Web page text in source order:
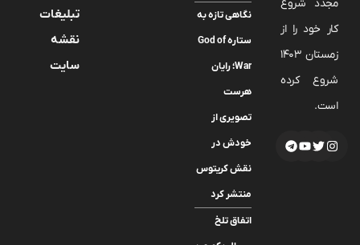
مجدد شروع
کار خود را از
زمستان 1403
شروع کرده
است.
نگاهی تازه به
ستاره God of
War؛ رایان
هرست
تصویری از
خودش در
نقش کریتوس
منتشر کرد
اتفاق تلخ
تبلیغات
نقشه
سایت